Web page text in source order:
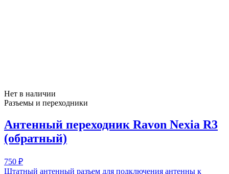
Нет в наличии
Разъемы и переходники
Антенный переходник Ravon Nexia R3
(обратный)
750 ₽
Штатный антенный разъем для подключения антенны к